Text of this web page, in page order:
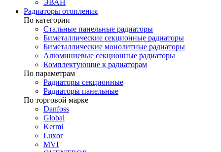
ЭВАН
Радиаторы отопления
По категории
Стальные панельные радиаторы
Биметаллические секционные радиаторы
Биметаллические монолитные радиаторы
Алюминиевые секционные радиаторы
Комплектующие к радиаторам
По параметрам
Радиаторы секционные
Радиаторы панельные
По торговой марке
Danfoss
Global
Kermi
Luxor
MVI